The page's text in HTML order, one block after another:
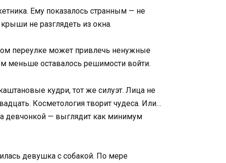
Ему показалось странным — не
не разглядеть из окна.
переулке может привлечь ненужные
меньше оставалось решимости войти.
кудри, тот же силуэт. Лица не
Косметология творит чудеса. Или…
девчонкой — выглядит как минимум
девушка с собакой. По мере